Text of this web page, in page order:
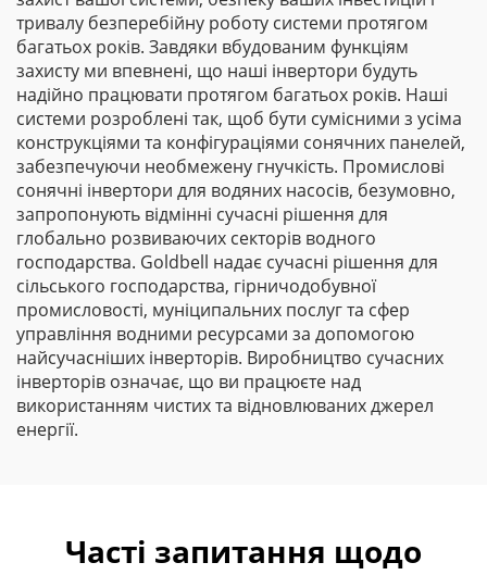
тривалу безперебійну роботу системи протягом
багатьох років. Завдяки вбудованим функціям
захисту ми впевнені, що наші інвертори будуть
надійно працювати протягом багатьох років. Наші
системи розроблені так, щоб бути сумісними з усіма
конструкціями та конфігураціями сонячних панелей,
забезпечуючи необмежену гнучкість. Промислові
сонячні інвертори для водяних насосів, безумовно,
запропонують відмінні сучасні рішення для
глобально розвиваючих секторів водного
господарства. Goldbell надає сучасні рішення для
сільського господарства, гірничодобувної
промисловості, муніципальних послуг та сфер
управління водними ресурсами за допомогою
найсучасніших інверторів. Виробництво сучасних
інверторів означає, що ви працюєте над
використанням чистих та відновлюваних джерел
енергії.
Часті запитання щодо